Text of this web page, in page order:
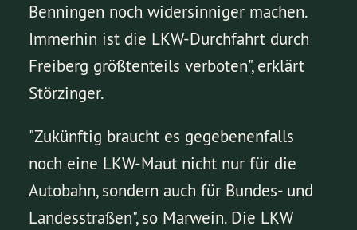
Benningen noch widersinniger machen.
Immerhin ist die LKW-Durchfahrt durch
Freiberg größtenteils verboten", erklärt
Störzinger.
"Zukünftig braucht es gegebenenfalls
noch eine LKW-Maut nicht nur für die
Autobahn, sondern auch für Bundes- und
Landesstraßen", so Marwein. Die LKW